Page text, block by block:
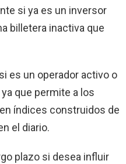
si ya es un inversor
billetera inactiva que
es un operador activo o
que permite a los
índices construidos de
el diario.
plazo si desea influir